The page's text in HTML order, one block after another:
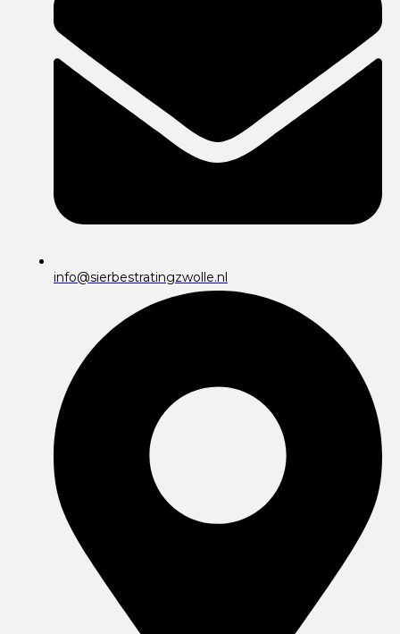
info@sierbestratingzwolle.nl